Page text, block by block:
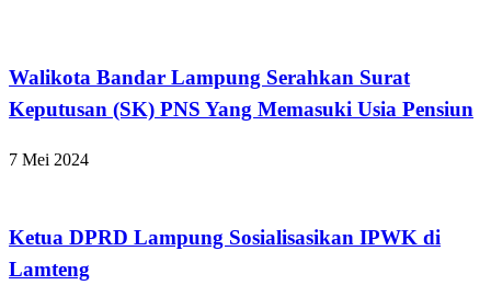
Walikota Bandar Lampung Serahkan Surat
Keputusan (SK) PNS Yang Memasuki Usia Pensiun
7 Mei 2024
Ketua DPRD Lampung Sosialisasikan IPWK di
Lamteng